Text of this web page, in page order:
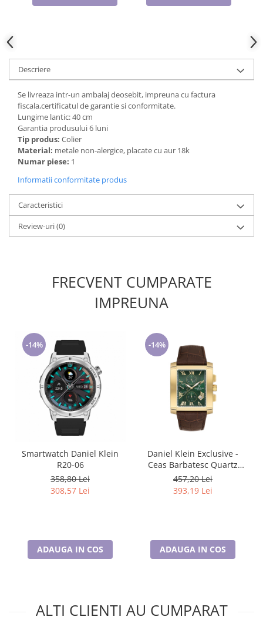
Cadouri pentru Doctori
Martisoare
Descriere
Se livreaza intr-un ambalaj deosebit, impreuna cu factura
fiscala,certificatul de garantie si conformitate.
Lungime lantic: 40 cm
Garantia produsului 6 luni
Tip produs: Colier
Material: metale non-alergice, placate cu aur 18k
Numar piese: 1
Informatii conformitate produs
Caracteristici
Review-uri(0)
FRECVENT CUMPARATE
IMPREUNA
-14%
Smartwatch Daniel Klein
R20-06
358,80 Lei
308,57 Lei
ADAUGA IN COS
-14%
Daniel Klein Exclusive -
Ceas Barbatesc Quartz
Maro DK.1.14249-5
457,20 Lei
393,19 Lei
ADAUGA IN COS
ALTI CLIENTI AU CUMPARAT